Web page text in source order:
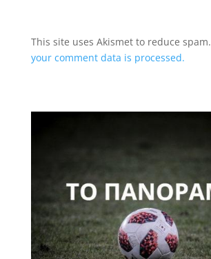
This site uses Akismet to reduce spam.
your comment data is processed.